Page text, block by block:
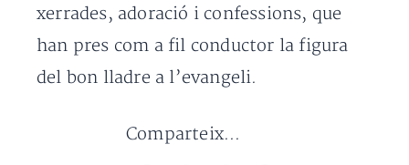
xerrades, adoració i confessions, que
han pres com a fil conductor la figura
del bon lladre a l’evangeli.
Comparteix...